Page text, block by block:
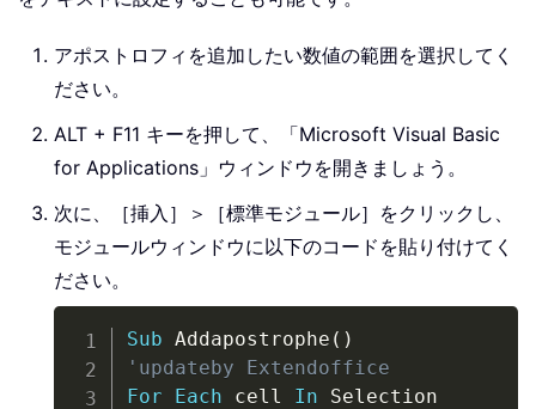
アポストロフィを追加したい数値の範囲を選択してく
ださい。
ALT + F11 キーを押して、「Microsoft Visual Basic
for Applications」ウィンドウを開きましょう。
次に、［挿入］＞［標準モジュール］をクリックし、
モジュールウィンドウに以下のコードを貼り付けてく
ださい。
Sub Addapostrophe ( )
'updateby Extendoffice
For
Each cell In Selection